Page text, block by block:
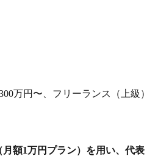
万円〜、フリーランス（上級
額1万円プラン）を用い、代